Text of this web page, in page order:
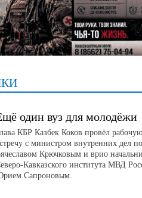
один вуз для молодёжи
КБР Казбек Коков провёл рабочую
с министром внутренних дел
Крючковым и врио
Кавказского института МВД
Сапроновым.